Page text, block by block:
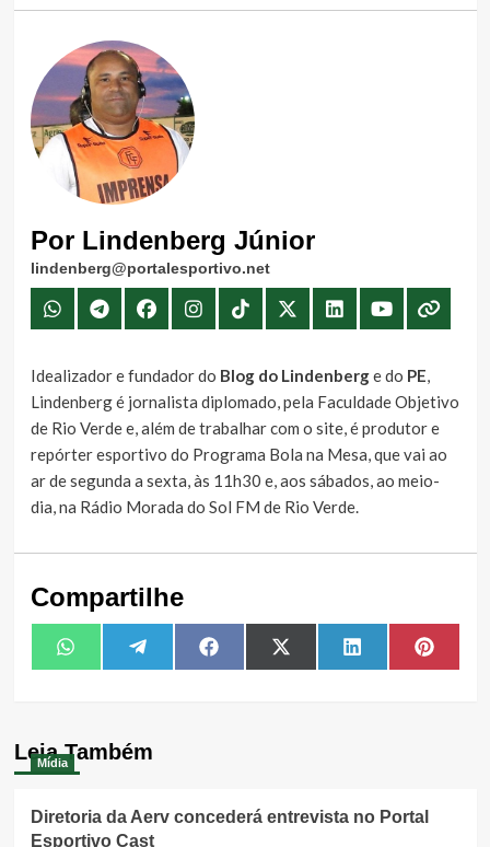
Por Lindenberg Júnior
lindenberg@portalesportivo.net
Idealizador e fundador do Blog do Lindenberge do PE,
Lindenberg é jornalista diplomado, pela Faculdade Objetivo
de Rio Verde e, além de trabalhar com o site, é produtor e
repórter esportivo do Programa Bola na Mesa, que vai ao
ar de segunda a sexta, às 11h30 e, aos sábados, ao meio-
dia, na Rádio Morada do Sol FM de Rio Verde.
Compartilhe
Share
on
WhatsAppShare
on
TelegramShare
on
FacebookShare
on
X
(Twitter)
Share
on
LinkedIn Share
on
Leia Também
Mídia
Diretoria da Aerv concederá entrevista no Portal
Esportivo Cast